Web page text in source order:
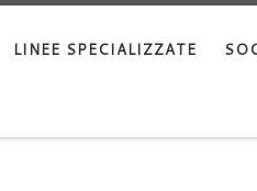
LINEE SPECIALIZZATE